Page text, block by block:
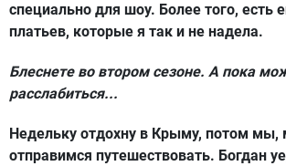
специально для шоу. Более того, есть
платьев, которые я так и не надела.
Блеснете во втором сезоне. А пока
расслабиться...
Недельку отдохну в Крыму, потом мы,
отправимся путешествовать. Богдан